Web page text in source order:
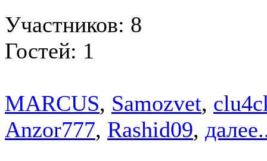
Участников: 8
Гостей: 1
MARCUS, Samozvet,
Anzor777, Rashid09,